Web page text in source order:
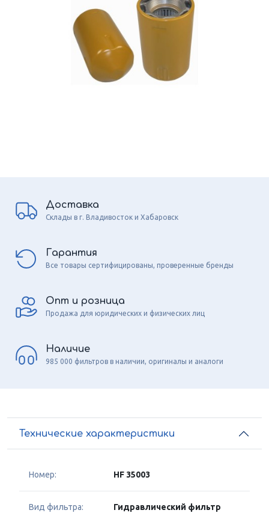
Доставка
Склады в г. Владивосток и Хабаровск
Гарантия
Все товары сертифицированы, проверенные бренды
Опт и розница
Продажа для юридических и физических лиц
Наличие
985 000 фильтров в наличии, оригиналы и аналоги
Технические характеристики
Номер: HF 35003
Вид фильтра: Гидравлический фильтр